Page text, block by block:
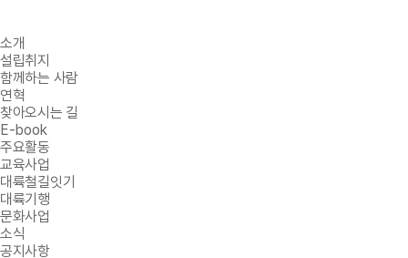
소개
설립취지
함께하는 사람
연혁
찾아오시는 길
E-book
주요활동
교육사업
대륙철길잇기
대륙기행
문화사업
소식
공지사항